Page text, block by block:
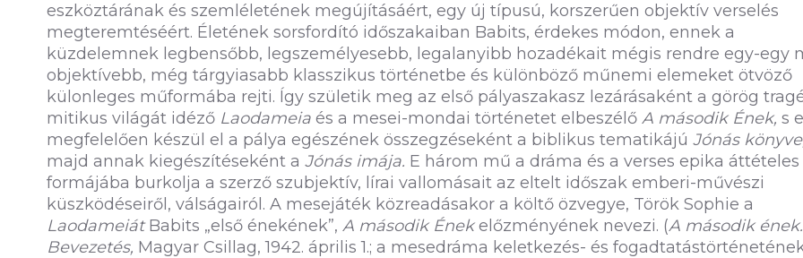
eszköztárának és szemléletének megújításáért, egy új típusú, korszerűen objektív verselés
megteremtéséért. Életének sorsfordító időszakaiban Babits, érdekes módon, ennek a
küzdelemnek legbensőbb, legszemélyesebb, legalanyibb hozadékait mégis rendre egy-egy
objektívebb, még tárgyiasabb klasszikus történetbe és különböző műnemi elemeket ötvöző
külonleges műformába rejti. Így születik meg az első pályaszakasz lezárásaként a görög
mitikus világát idéző Laodameia és a mesei-mondai történetet elbeszélő A második Ének, s
megfelelően készül el a pálya egészének összegzéseként a biblikus tematikájú Jónás
majd annak kiegészítéseként a Jónás imája. E három mű a dráma és a verses epika áttételes
formájába burkolja a szerző szubjektív, lírai vallomásait az eltelt időszak emberi-művészi
küszködéseiről, válságairól. A mesejáték közreadásakor a költő özvegye, Török Sophie a
LaodameiátBabits „első énekének”, A második Énekelőzményének nevezi. (A második ének.
Bevezetés, Magyar Csillag, 1942. április 1.; a mesedráma keletkezés- és